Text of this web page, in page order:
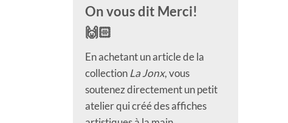
On vous dit Merci!
🙌🏻
En achetant un article de la
collectionLa Jonx, vous
soutenez directement un petit
atelier qui créé des affiches